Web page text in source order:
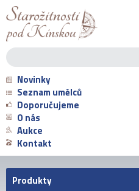
Novinky
Seznam umělců
Doporučujeme
O nás
Aukce
Kontakt
Produkty